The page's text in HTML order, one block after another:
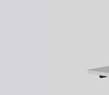
Skrinky so
na